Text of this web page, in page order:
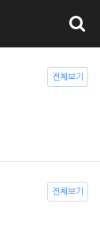
전체보기
전체보기